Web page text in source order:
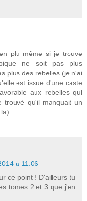
plu même si je trouve
ne soit pas plus
plus des rebelles (je n'ai
est issue d'une caste
aux rebelles qui
trouvé qu'il manquait un
à 11:06
ce point ! D'ailleurs tu
tomes 2 et 3 que j'en